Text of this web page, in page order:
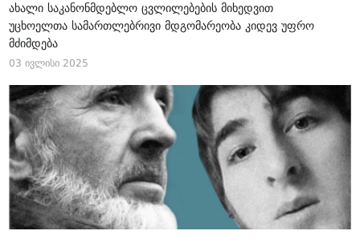
ახალი საკანონმდებლო ცვლილებების მიხედვით
უცხოელთა სამართლებრივი მდგომარეობა კიდევ უფრო
მძიმდება
03 ივლისი 2025